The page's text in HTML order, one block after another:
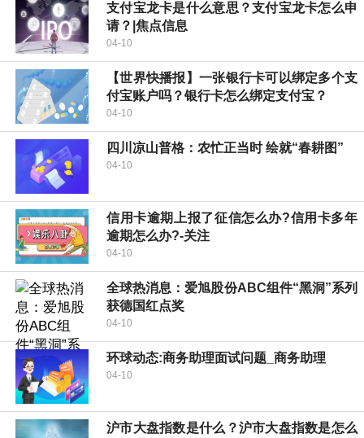
支付宝龙卡是什么意思？支付宝龙卡怎么申
请？|焦点信息
04-10
【世界快播报】一张银行卡可以绑定多个支
付宝账户吗？银行卡怎么绑定支付宝？
04-10
四川凉山普格：农忙正当时 绘就“春耕图”
04-10
信用卡逾期上报了征信怎么办?信用卡多年
逾期怎么办?-关注
04-10
全球热消息：爱旭股份ABC组件“黑洞”系列
获德国红点奖
04-10
环球动态:商务助理面试问题_商务助理
04-10
沪市大盘指数是什么？沪市大盘指数是怎么